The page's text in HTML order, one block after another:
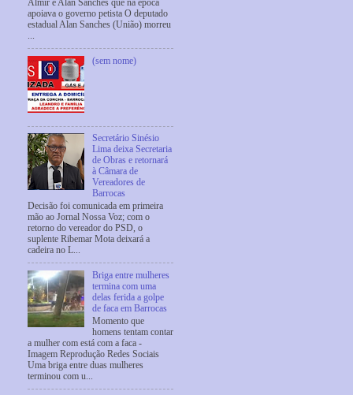
Almir e Alan Sanches que na época
apoiava o governo petista O deputado
estadual Alan Sanches (União) morreu
...
(sem nome)
Secretário Sinésio
Lima deixa Secretaria
de Obras e retornará
à Câmara de
Vereadores de
Barrocas
Decisão foi comunicada em primeira
mão ao Jornal Nossa Voz; com o
retorno do vereador do PSD, o
suplente Ribemar Mota deixará a
cadeira no L...
Briga entre mulheres
termina com uma
delas ferida a golpe
de faca em Barrocas
Momento que
homens tentam contar
a mulher com está com a faca -
Imagem Reprodução Redes Sociais
Uma briga entre duas mulheres
terminou com u...